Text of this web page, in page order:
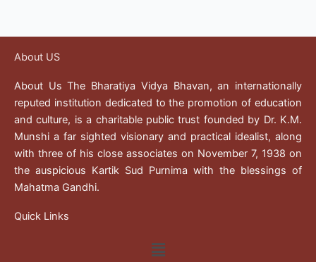
About US
About Us The Bharatiya Vidya Bhavan, an internationally
reputed institution dedicated to the promotion of education
and culture, is a charitable public trust founded by Dr. K.M.
Munshi a far sighted visionary and practical idealist, along
with three of his close associates on November 7, 1938 on
the auspicious Kartik Sud Purnima with the blessings of
Mahatma Gandhi.
Quick Links
Menu